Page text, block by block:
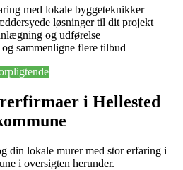
med lokale byggeteknikker
løsninger til dit projekt
og udførelse
sammenligne flere tilbud
i Hellested
din lokale murer med stor erfaring i
i oversigten herunder.